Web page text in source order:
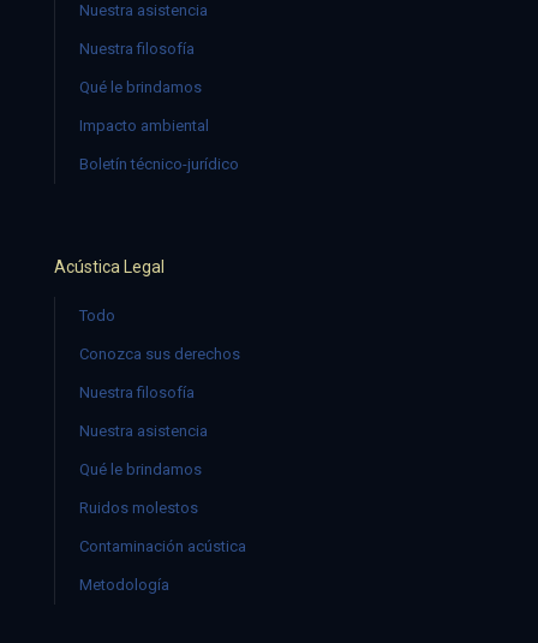
Nuestra asistencia
Nuestra filosofía
Qué le brindamos
Impacto ambiental
Boletín técnico-jurídico
Acústica Legal
Todo
Conozca sus derechos
Nuestra filosofía
Nuestra asistencia
Qué le brindamos
Ruidos molestos
Contaminación acústica
Metodología